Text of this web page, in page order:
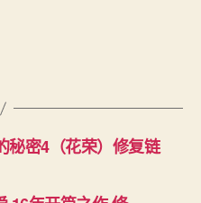
秘密4（花荣）修复链